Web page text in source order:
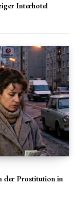
Interhotel
der Prostitution in